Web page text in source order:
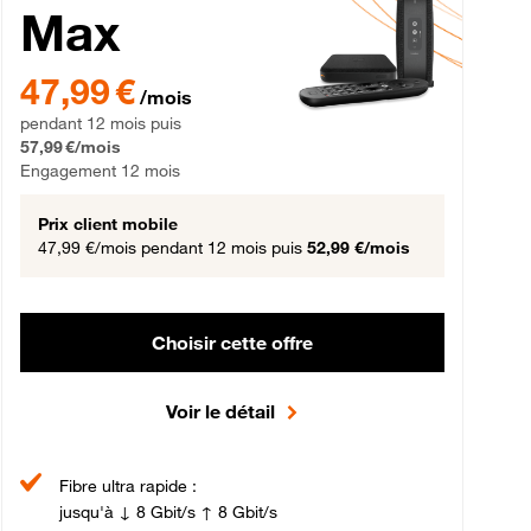
Max
47,99 € par mois pendant 12 mois puis 57,99 € par mois,
47,99 € /mois
pendant 12 mois puis
57,99 €/mois
Engagement 12 mois
Prix client mobile
47,99 €/mois pendant 12 mois puis 52,99 €/mois
Choisir cette offre
Voir le détail
Fibre ultra rapide :
jusqu'à ↓ 8 Gbit/s ↑ 8 Gbit/s